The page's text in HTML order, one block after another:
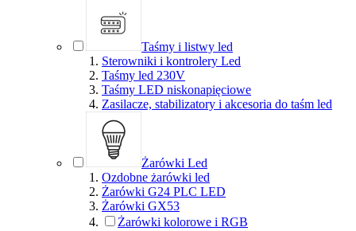
Taśmy i listwy led
Sterowniki i kontrolery Led
Taśmy led 230V
Taśmy LED niskonapięciowe
Zasilacze, stabilizatory i akcesoria do taśm led
Żarówki Led
Ozdobne żarówki led
Żarówki G24 PLC LED
Żarówki GX53
Żarówki kolorowe i RGB